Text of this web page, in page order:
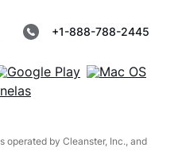
+1-888-788-2445
operated by Cleanster, Inc., and